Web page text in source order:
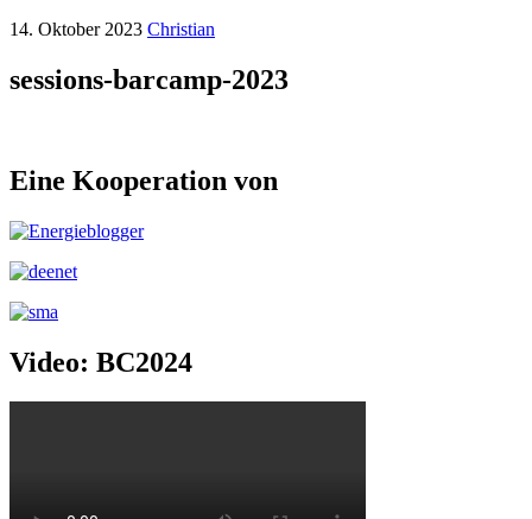
14. Oktober 2023 Christian
sessions-barcamp-2023
Eine Kooperation von
Video: BC2024